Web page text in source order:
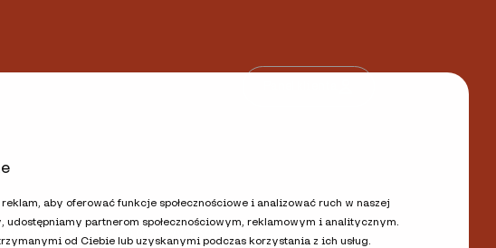
aby oferować funkcje społecznościowe i analizować ruch w naszej
partnerom społecznościowym, reklamowym i analitycznym.
od Ciebie lub uzyskanymi podczas korzystania z ich usług.